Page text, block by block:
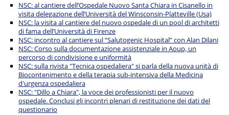
NSC: al cantiere dell’Ospedale Nuovo Santa Chiara in Cisanello in
visita delegazione dell’Università del Winsconsin-Platteville (Usa)
NSC: la visita al cantiere del nuovo ospedale di un pool di architetti
di fama dell’Università di Firenze
NSC: incontro al cantiere sul “Salutogenic Hospital” con Alan Dilani
NSC: Corso sulla documentazione assistenziale in Aoup, un
percorso di condivisione e uniformità
NSC: sulla rivista "Tecnica ospedaliera" si parla della nuova unità di
Biocontenimento e della terapia sub-intensiva della Medicina
d'urgenza ospedaliera
NSC: "Dillo a Chiara", la voce dei professionisti per il nuovo
ospedale. Conclusi gli incontri plenari di restituzione dei dati del
questionario